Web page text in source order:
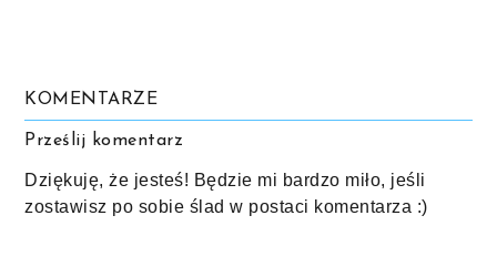
KOMENTARZE
Prześlij komentarz
Dziękuję, że jesteś! Będzie mi bardzo miło, jeśli
zostawisz po sobie ślad w postaci komentarza :)